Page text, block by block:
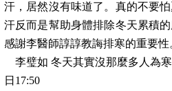
汗，居然沒有味道了。真的不要
汗反而是幫助身體排除冬天累積
感謝李醫師諄諄教誨排寒的重要性
李璧如 冬天其實沒那麼多人為
日17:50